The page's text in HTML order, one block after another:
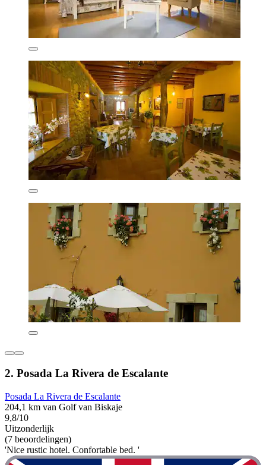
2. Posada La Rivera de Escalante
Posada La Rivera de Escalante
204,1 km van Golf van Biskaje
9,8/10
Uitzonderlijk
(7 beoordelingen)
'Nice rustic hotel. Confortable bed. '